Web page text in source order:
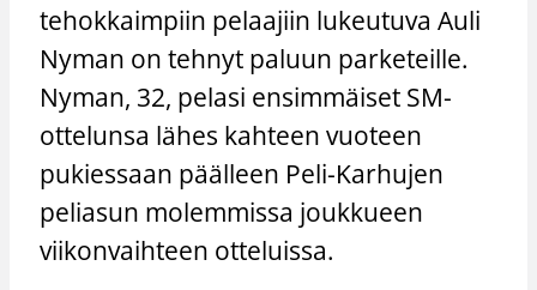
tehokkaimpiin pelaajiin lukeutuva Auli
Nyman on tehnyt paluun parketeille.
Nyman, 32, pelasi ensimmäiset SM-
ottelunsa lähes kahteen vuoteen
pukiessaan päälleen Peli-Karhujen
peliasun molemmissa joukkueen
viikonvaihteen otteluissa.